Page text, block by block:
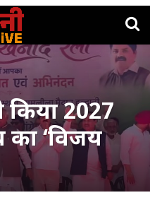
किया 2027
का ‘विजय